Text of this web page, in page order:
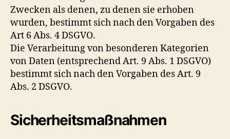
Zwecken als denen, zu denen sie erhoben
wurden, bestimmt sich nach den Vorgaben des
Art 6 Abs. 4 DSGVO.
Die Verarbeitung von besonderen Kategorien
von Daten (entsprechend Art. 9 Abs. 1 DSGVO)
bestimmt sich nach den Vorgaben des Art. 9
Abs. 2 DSGVO.
Sicherheitsmaßnahmen